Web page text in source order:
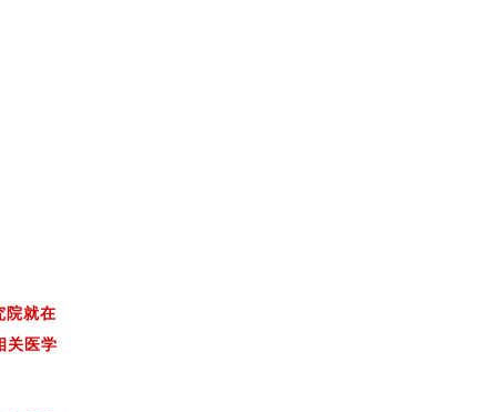
院就在
关医学